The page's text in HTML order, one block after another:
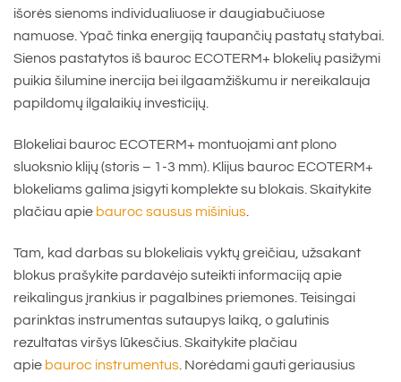
išorės sienoms individualiuose ir daugiabučiuose
namuose. Ypač tinka energiją taupančių pastatų statybai.
Sienos pastatytos iš bauroc ECOTERM+ blokelių pasižymi
puikia šilumine inercija bei ilgaamžiškumu ir nereikalauja
papildomų ilgalaikių investicijų.
Blokeliai bauroc ECOTERM+ montuojami ant plono
sluoksnio klijų (storis – 1-3 mm). Klijus bauroc ECOTERM+
blokeliams galima įsigyti komplekte su blokais. Skaitykite
plačiau apie bauroc sausus mišinius.
Tam, kad darbas su blokeliais vyktų greičiau, užsakant
blokus prašykite pardavėjo suteikti informaciją apie
reikalingus įrankius ir pagalbines priemones. Teisingai
parinktas instrumentas sutaupys laiką, o galutinis
rezultatas viršys lūkesčius. Skaitykite plačiau
apie bauroc instrumentus . Norėdami gauti geriausius